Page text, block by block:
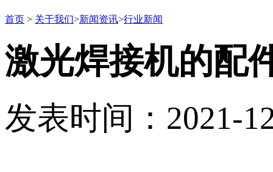
首页 > 关于我们>新闻资讯>行业新闻
激光焊接机的配
发表时间：2021-